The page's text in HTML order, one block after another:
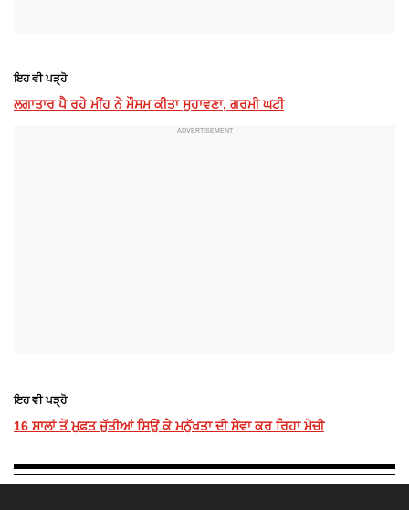
ਇਹ ਵੀ ਪੜ੍ਹੋ
ਲਗਾਤਾਰ ਪੈ ਰਹੇ ਮੀਂਹ ਨੇ ਮੌਸਮ ਕੀਤਾ ਸੁਹਾਵਣਾ, ਗਰਮੀ ਘਟੀ
ਇਹ ਵੀ ਪੜ੍ਹੋ
16 ਸਾਲਾਂ ਤੋਂ ਮੁਫ਼ਤ ਜੁੱਤੀਆਂ ਸਿਉਂ ਕੇ ਮਨੁੱਖਤਾ ਦੀ ਸੇਵਾ ਕਰ ਰਿਹਾ ਮੋਚੀ